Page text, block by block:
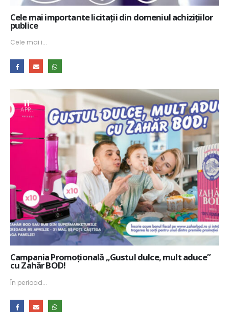
Cele mai importante licitații din domeniul achizițiilor
publice
Cele mai i...
11
APR.
Campania Promoțională „Gustul dulce, mult aduce”
cu Zahăr BOD!
În perioad...